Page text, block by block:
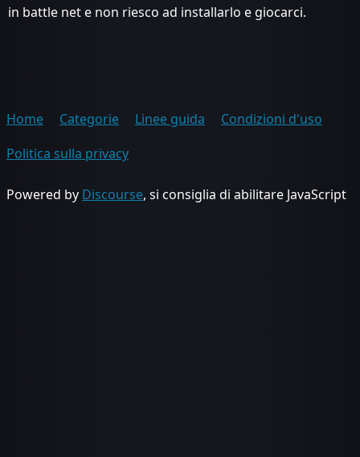
in battle net e non riesco ad installarlo e giocarci.
Home Categorie Linee guida
Condizioni d'uso
Politica sulla privacy
Powered by Discourse, si consiglia di abilitare JavaScript